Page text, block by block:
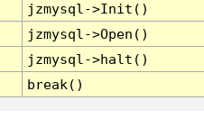
jzmysql->Init()
jzmysql->Open()
jzmysql->halt()
break()